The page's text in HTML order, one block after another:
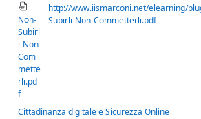
Non-
Subirl
i-Non-
Com
mette
rli.pd
f
http://www.iismarconi.net/elearning/
Subirli-Non-Commetterli.pdf
Cittadinanza digitale e Sicurezza Online